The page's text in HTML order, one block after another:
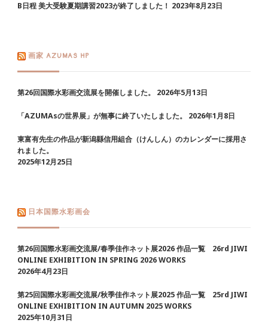
B日程 美大受験夏期講習2023が終了しました！ 2023年8月23日
画家 AZUMAS HP
第26回国際水彩画交流展を開催しました。 2026年5月13日
「AZUMAsの世界展」が無事に終了いたしました。 2026年1月8日
東富有先生の作品が新潟縣信用組合（けんしん）のカレンダーに採用さ
れました。
2025年12月25日
日本国際水彩画会
第26回国際水彩画交流展/春季佳作ネット展2026 作品一覧 26rd JIWI
ONLINE EXHIBITION IN SPRING 2026 WORKS
2026年4月23日
第25回国際水彩画交流展/秋季佳作ネット展2025 作品一覧 25rd JIWI
ONLINE EXHIBITION IN AUTUMN 2025 WORKS
2025年10月31日